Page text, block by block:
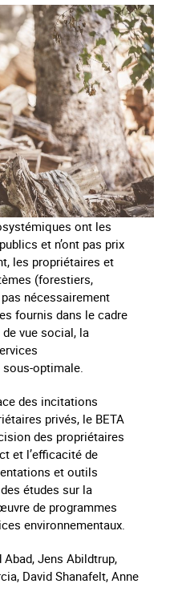
ont les
et n’ont pas prix
les propriétaires et
(forestiers,
nécessairement
fournis dans le cadre
vue social, la
optimale.
des incitations
privés, le BETA
des propriétaires
et l’efficacité de
et outils
études sur la
de programmes
environnementaux.
Abad, Jens Abildtrup,
David Shanafelt, Anne